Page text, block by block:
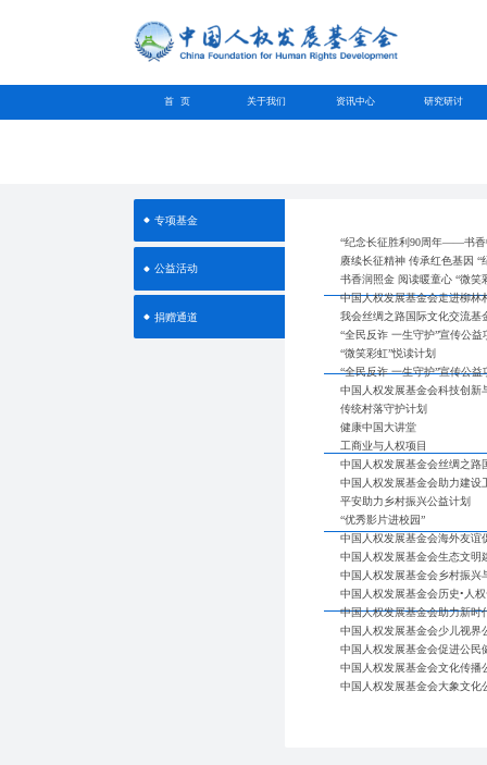
首 页 关于我们 资讯中心 研究研讨
专项基金
公益活动
捐赠通道
“纪念长征胜利90周年——书香
赓续长征精神 传承红色基因
书香润照金 阅读暖童心 “微笑
中国人权发展基金会走进柳林
我会丝绸之路国际文化交流基
“全民反诈 一生守护”宣传公
“微笑彩虹”悦读计划
“全民反诈 一生守护”宣传公益
中国人权发展基金会科技创新
传统村落守护计划
健康中国大讲堂
工商业与人权项目
中国人权发展基金会丝绸之路
中国人权发展基金会助力建设
平安助力乡村振兴公益计划
“优秀影片进校园”
中国人权发展基金会海外友谊
中国人权发展基金会生态文明
中国人权发展基金会乡村振兴
中国人权发展基金会历史•人
中国人权发展基金会助力新时
中国人权发展基金会少儿视界
中国人权发展基金会促进公民
中国人权发展基金会文化传播
中国人权发展基金会大象文化